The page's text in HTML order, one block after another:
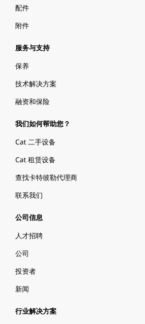
配件
附件
服务与支持
保养
技术解决方案
融资和保险
我们如何帮助您？
Cat 二手设备
Cat 租赁设备
查找卡特彼勒代理商
联系我们
公司信息
人才招聘
公司
投资者
新闻
行业解决方案